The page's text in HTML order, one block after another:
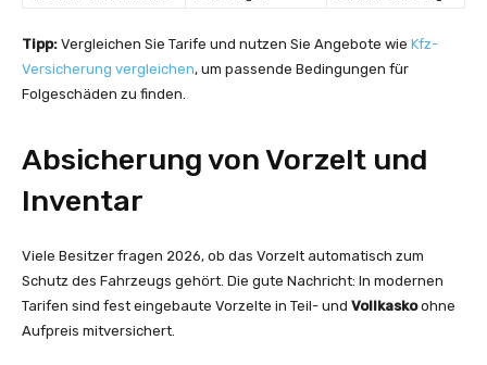
Tipp: Vergleichen Sie Tarife und nutzen Sie Angebote wie Kfz-
Versicherung vergleichen, um passende Bedingungen für
Folgeschäden zu finden.
Absicherung von Vorzelt und
Inventar
Viele Besitzer fragen 2026, ob das Vorzelt automatisch zum
Schutz des Fahrzeugs gehört. Die gute Nachricht: In modernen
Tarifen sind fest eingebaute Vorzelte in Teil- und Vollkaskoohne
Aufpreis mitversichert.